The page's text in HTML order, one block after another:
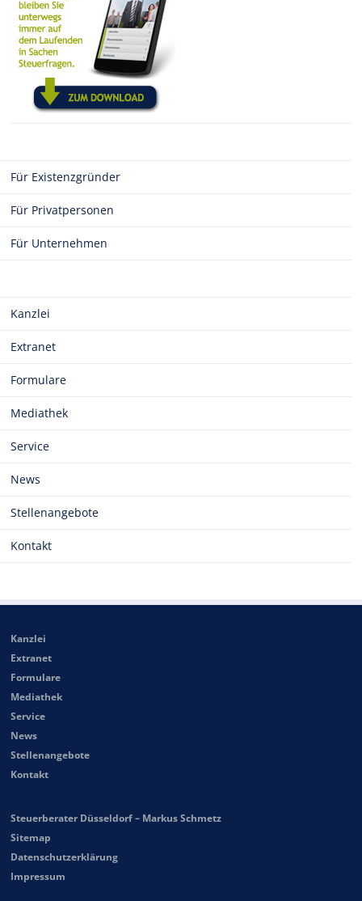
Für Existenzgründer
Für Privatpersonen
Für Unternehmen
Kanzlei
Extranet
Formulare
Mediathek
Service
News
Stellenangebote
Kontakt
Kanzlei
Extranet
Formulare
Mediathek
Service
News
Stellenangebote
Kontakt
Steuerberater Düsseldorf – Markus Schmetz
Sitemap
Datenschutzerklärung
Impressum